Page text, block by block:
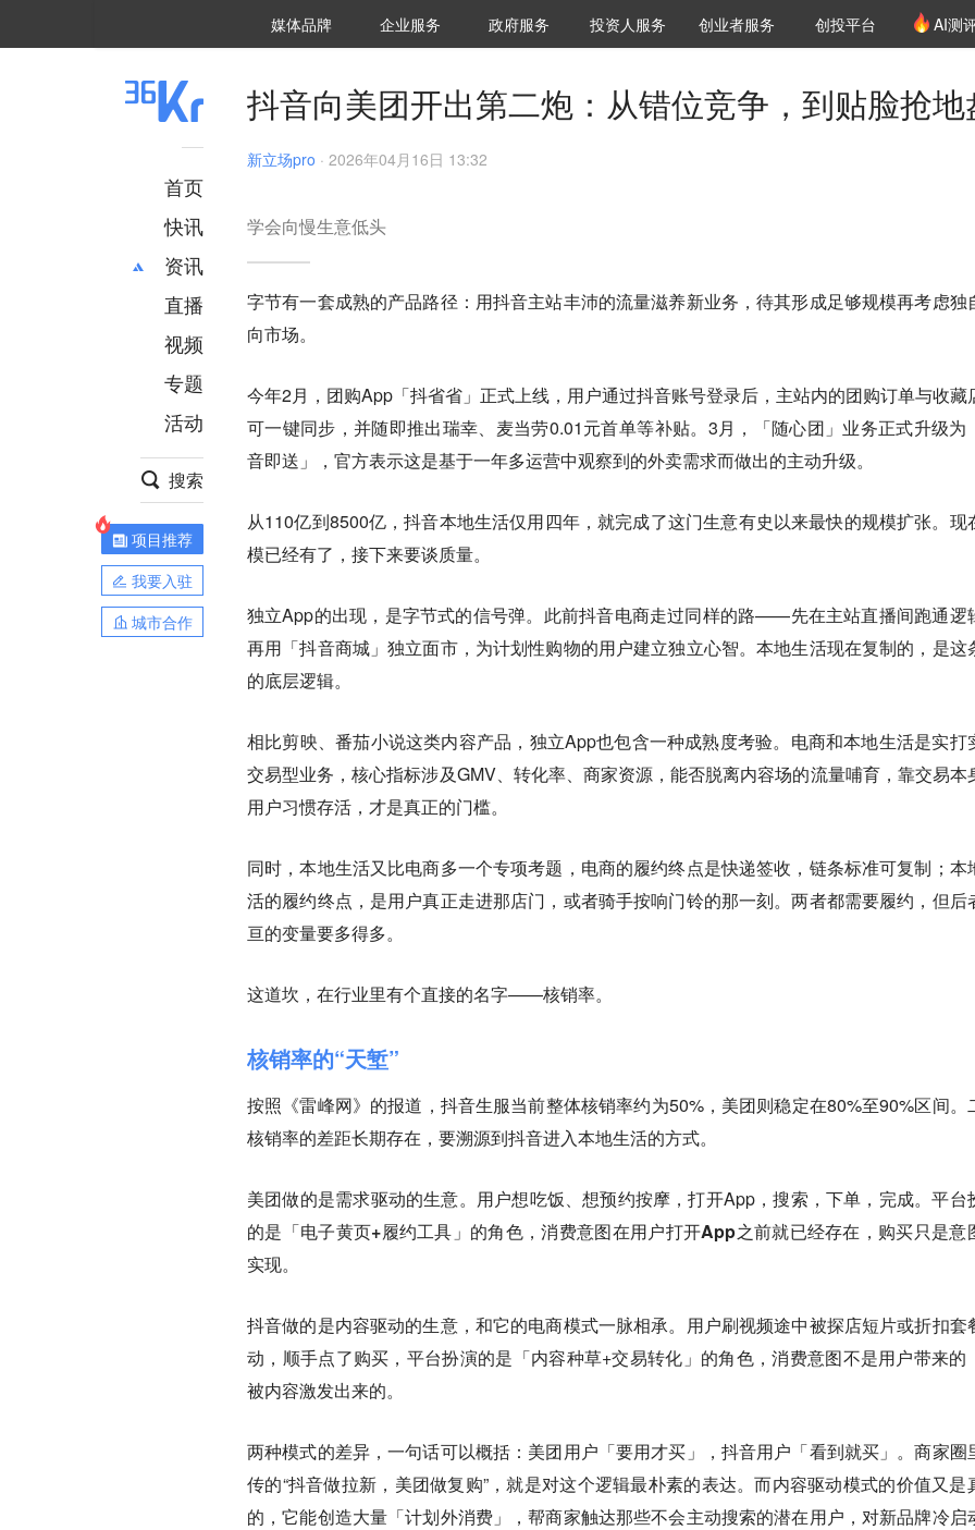
媒体品牌 36Kr研究院
企业服务 城市之窗
政府服务 VClub投资机构库
投资机构职位推介
投资人服务 创投氪堂
创业者服务 创投平台 AI测
首页
快讯
资讯
推荐
财经
项目推荐
安徽
直播
视频
专题
活动
搜索
项目推荐
我要入驻
城市合作
抖音向美团开出第二炮：从错位竞争，到贴脸抢地
新立场pro · 2026年04月16日 13:32
学会向慢生意低头
字节有一套成熟的产品路径：用抖音主站丰沛的流量滋养新业务，待其形成足够规模再考虑独
向市场。
今年2月，团购App「抖省省」正式上线，用户通过抖音账号登录后，主站内的团购订单与收藏
可一键同步，并随即推出瑞幸、麦当劳0.01元首单等补贴。3月，「随心团」业务正式升级为
音即送」，官方表示这是基于一年多运营中观察到的外卖需求而做出的主动升级。
从110亿到8500亿，抖音本地生活仅用四年，就完成了这门生意有史以来最快的规模扩张。现
模已经有了，接下来要谈质量。
独立App的出现，是字节式的信号弹。此前抖音电商走过同样的路——先在主站直播间跑通逻
再用「抖音商城」独立面市，为计划性购物的用户建立独立心智。本地生活现在复制的，是这
的底层逻辑。
相比剪映、番茄小说这类内容产品，独立App也包含一种成熟度考验。电商和本地生活是实打
交易型业务，核心指标涉及GMV、转化率、商家资源，能否脱离内容场的流量哺育，靠交易本
用户习惯存活，才是真正的门槛。
同时，本地生活又比电商多一个专项考题，电商的履约终点是快递签收，链条标准可复制；本
活的履约终点，是用户真正走进那店门，或者骑手按响门铃的那一刻。两者都需要履约，但后
亘的变量要多得多。
这道坎，在行业里有个直接的名字——核销率。
核销率的“天堑”
按照《雷峰网》的报道，抖音生服当前整体核销率约为50%，美团则稳定在80%至90%区间。
核销率的差距长期存在，要溯源到抖音进入本地生活的方式。
美团做的是需求驱动的生意。用户想吃饭、想预约按摩，打开App，搜索，下单，完成。平台
的是「电子黄页+履约工具」的角色，消费意图在用户打开App之前就已经存在，购买只是意
实现。
抖音做的是内容驱动的生意，和它的电商模式一脉相承。用户刷视频途中被探店短片或折扣套
动，顺手点了购买，平台扮演的是「内容种草+交易转化」的角色，消费意图不是用户带来的
被内容激发出来的。
两种模式的差异，一句话可以概括：美团用户「要用才买」，抖音用户「看到就买」。商家圈
传的“抖音做拉新，美团做复购”，就是对这个逻辑最朴素的表达。而内容驱动模式的价值又是
的，它能创造大量「计划外消费」，帮商家触达那些不会主动搜索的潜在用户，对新品牌冷启